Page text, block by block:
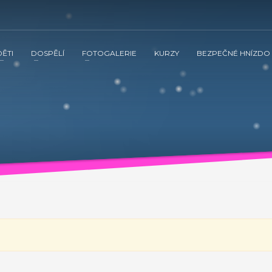
spolupráci s občanským sdružením Kamarád Nenuda realizují v
vztahů v rodině a prostřednictvím rodinného zážitkového
inovativní metoda Snozelen v multisenzorické místnosti.
Kamarád Nenuda realizují v letošním roce projekty Bezpečné
rodinného zážitkového odpoledne až ke komplexnímu poradenství,
organizaci, aby mohli zrealizovat své vlastní projekty. Plně se zapojí
DOSPĚLÍ FOTOGALERIE KURZY BEZPEČNÉ HNÍZDO